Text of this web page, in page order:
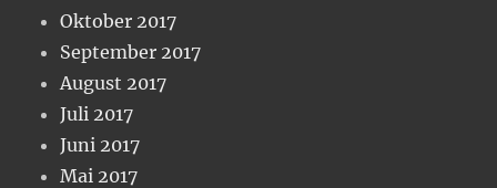
Oktober 2017
September 2017
August 2017
Juli 2017
Juni 2017
Mai 2017